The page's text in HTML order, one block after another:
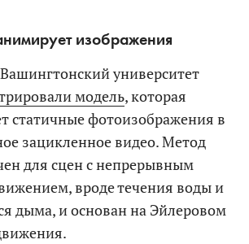
изображения
университет
модель, которая
статичные фотоизображения в
зацикленное видео. Метод
для сцен с непрерывным
вроде течения воды и
дыма, и основан на Эйлеровом